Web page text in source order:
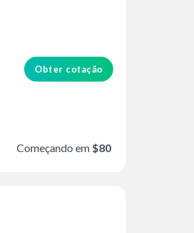
Obter cotação
Começando em $80